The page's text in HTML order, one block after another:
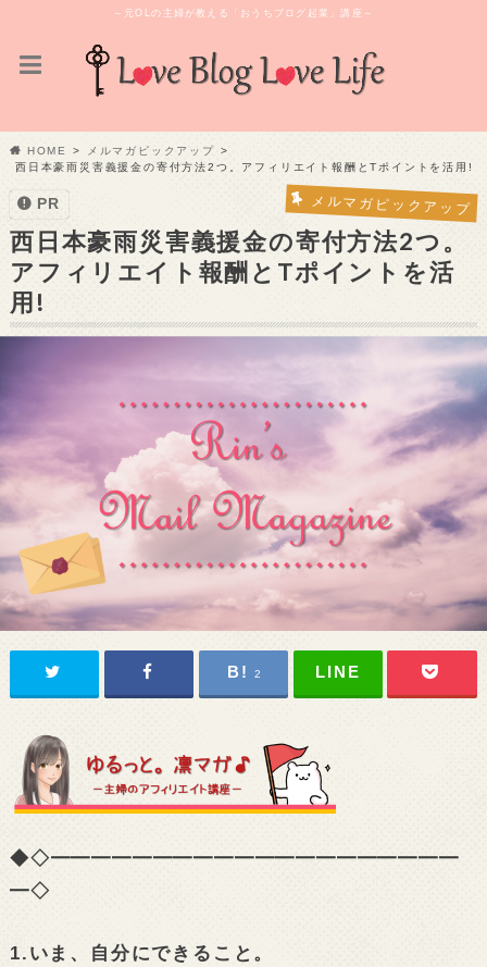
～元OLの主婦が教える「おうちブログ起業」講座～
HOME
メルマガピックアップ
西日本豪雨災害義援金の寄付方法2つ。アフィリエイト報酬とTポイントを活用!
メルマガピックアップ
PR
西日本豪雨災害義援金の寄付方法2つ。
アフィリエイト報酬とTポイントを活
用!
2
◆◇━━━━━━━━━━━━━━━━━━━━
━◇
1.いま、自分にできること。